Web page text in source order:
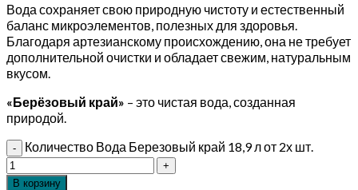
Вода сохраняет свою природную чистоту и естественный
баланс микроэлементов, полезных для здоровья.
Благодаря артезианскому происхождению, она не требует
дополнительной очистки и обладает свежим, натуральным
вкусом.
«Берёзовый край» – это чистая вода, созданная
природой.
Количество Вода Березовый край 18,9 л от 2х шт.
В корзину